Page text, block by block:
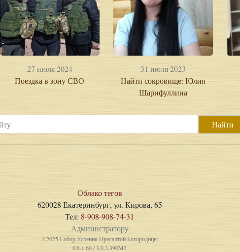
27 июля 2024
Поездка в зону СВО
31 июля 2023
Найти сокровище: Юлия
Шарифуллина
Облако тегов
620028 Екатеринбург, ул. Кирова, 65
Тел: 8-908-908-74-31
Администратору
©2025 Собор Успения Пресвятой Богородицы
0.8.1.60 / 3.0.3.390M3